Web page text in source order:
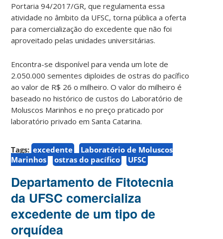
Portaria 94/2017/GR, que regulamenta essa
atividade no âmbito da UFSC, torna pública a oferta
para comercialização do excedente que não foi
aproveitado pelas unidades universitárias.
Encontra-se disponível para venda um lote de
2.050.000 sementes diploides de ostras do pacífico
ao valor de R$ 26 o milheiro. O valor do milheiro é
baseado no histórico de custos do Laboratório de
Moluscos Marinhos e no preço praticado por
laboratório privado em Santa Catarina.
Tags: excedente
Laboratório de Moluscos
Marinhos
ostras do pacífico UFSC
Departamento de Fitotecnia
da UFSC comercializa
excedente de um tipo de
orquídea